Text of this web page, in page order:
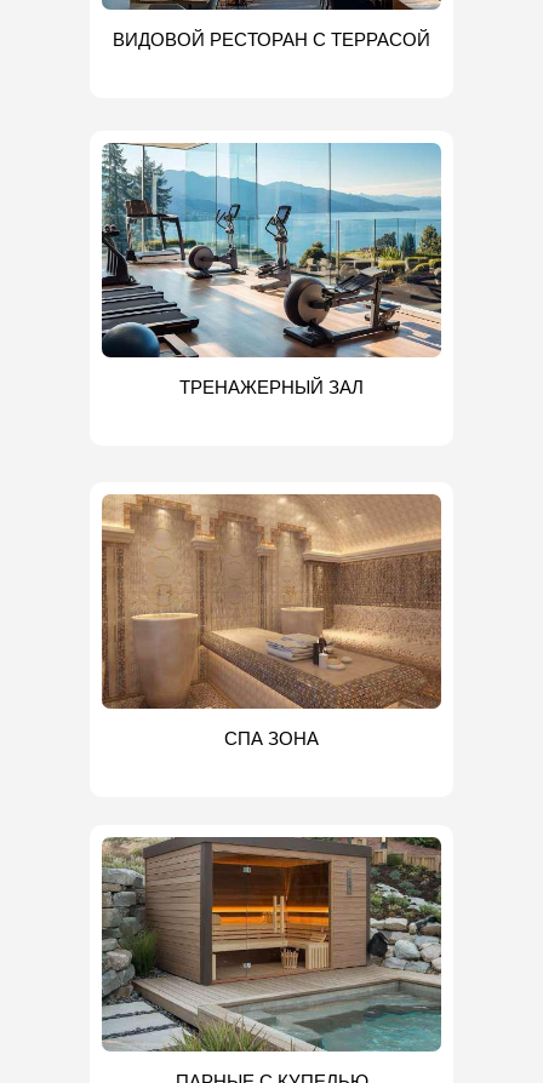
ВИДОВОЙ РЕСТОРАН С ТЕРРАСОЙ
ТРЕНАЖЕРНЫЙ ЗАЛ
СПА ЗОНА